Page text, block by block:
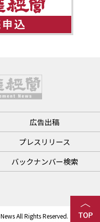
広告出稿
プレスリリース
バックナンバー検索
All Rights Reserved.